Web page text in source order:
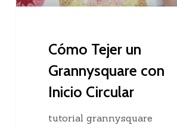
Circular
Cómo Tejer un
Grannysquare con
Inicio Circular
tutorial grannysquare